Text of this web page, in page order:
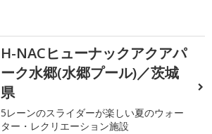
H-NACヒューナックアクアパ
ーク水郷(水郷プール)／茨城
県
5レーンのスライダーが楽しい夏のウォー
ター・レクリエーション施設